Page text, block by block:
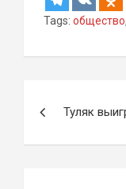
Tags: общество,
Туляк